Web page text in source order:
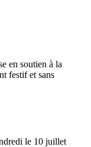
en soutien à la
festif et sans
le 10 juillet